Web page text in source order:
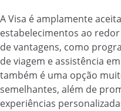
A Visa é amplamente
estabelecimentos ao
de vantagens, como
de viagem e assistência
também é uma opção
semelhantes, além de
experiências